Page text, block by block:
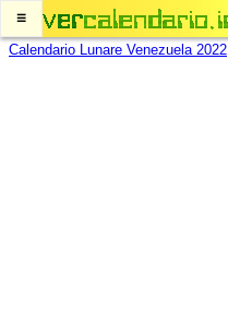
≡
Calendario Lunare Venezuela 2022